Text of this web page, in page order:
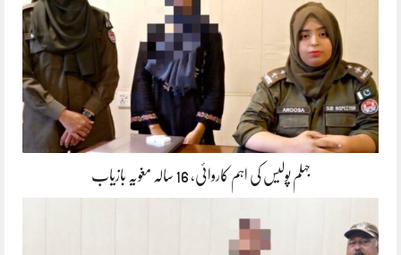
جہلم پولیس کی اہم کاروائی، 16 سالہ مغویہ بازیاب